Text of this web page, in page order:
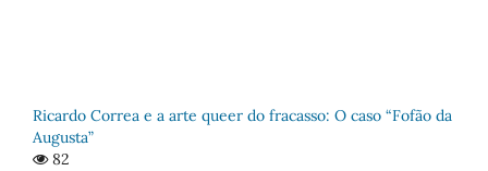
Ricardo Correa e a arte queer do fracasso: O caso “Fofão da
Augusta”
82